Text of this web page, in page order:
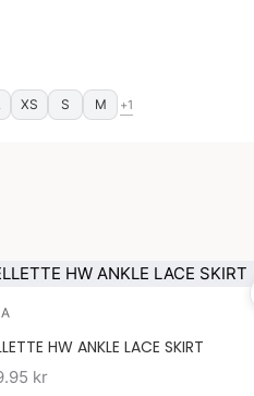
XS S M +1
HW ANKLE LACE SKIRT
kr